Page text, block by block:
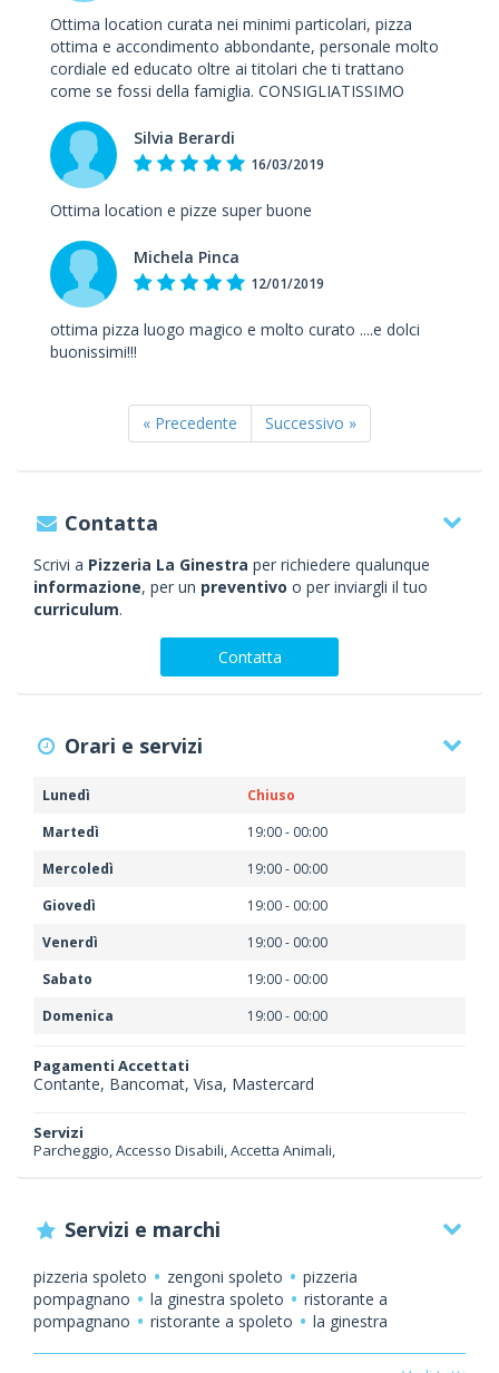
Ottima location curata nei minimi particolari, pizza
ottima e accondimento abbondante, personale molto
cordiale ed educato oltre ai titolari che ti trattano
come se fossi della famiglia. CONSIGLIATISSIMO
Silvia Berardi
16/03/2019
Ottima location e pizze super buone
Michela Pinca
12/01/2019
ottima pizza luogo magico e molto curato ....e dolci
buonissimi!!!
« Precedente Successivo »
Contatta
Scrivi a Pizzeria La Ginestra per richiedere qualunque
informazione, per un preventivo o per inviargli il tuo
curriculum.
Contatta
Orari e servizi
Lunedì
Chiuso
Martedì
19:00 - 00:00
Mercoledì
19:00 - 00:00
Giovedì
19:00 - 00:00
Venerdì
19:00 - 00:00
Sabato
19:00 - 00:00
Domenica
19:00 - 00:00
Pagamenti Accettati
Contante, Bancomat, Visa, Mastercard
Servizi
Parcheggio, Accesso Disabili, Accetta Animali,
Servizi e marchi
pizzeria spoleto zengoni spoleto
pizzeria
pompagnano
la ginestra spoleto
ristorante a
pompagnano
ristorante a spoleto
la ginestra